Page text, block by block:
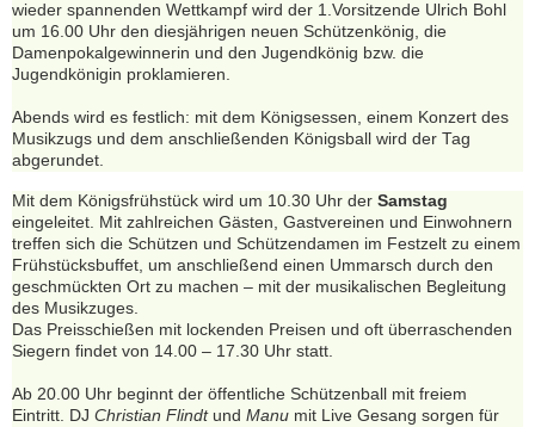
wieder spannenden Wettkampf wird der 1.Vorsitzende Ulrich Bohl
um 16.00 Uhr den diesjährigen neuen Schützenkönig, die
Damenpokalgewinnerin und den Jugendkönig bzw. die
Jugendkönigin proklamieren.
Abends wird es festlich: mit dem Königsessen, einem Konzert des
Musikzugs und dem anschließenden Königsball wird der Tag
abgerundet.
Mit dem Königsfrühstück wird um 10.30 Uhr der Samstag
eingeleitet. Mit zahlreichen Gästen, Gastvereinen und Einwohnern
treffen sich die Schützen und Schützendamen im Festzelt zu einem
Frühstücksbuffet, um anschließend einen Ummarsch durch den
geschmückten Ort zu machen – mit der musikalischen Begleitung
des Musikzuges.
Das Preisschießen mit lockenden Preisen und oft überraschenden
Siegern findet von 14.00 – 17.30 Uhr statt.
Ab 20.00 Uhr beginnt der öffentliche Schützenball mit freiem
Eintritt. DJ Christian Flindtund Manu mit Live Gesang sorgen für